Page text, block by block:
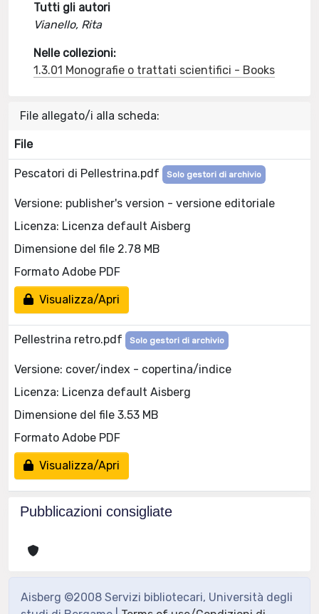
Tutti gli autori
Vianello, Rita
Nelle collezioni:
1.3.01 Monografie o trattati scientifici - Books
File allegato/i alla scheda:
File
Pescatori di Pellestrina.pdf Solo gestori di archivio
Versione: publisher's version - versione editoriale
Licenza: Licenza default Aisberg
Dimensione del file 2.78 MB
Formato Adobe PDF
Visualizza/Apri
Pellestrina retro.pdf Solo gestori di archivio
Versione: cover/index - copertina/indice
Licenza: Licenza default Aisberg
Dimensione del file 3.53 MB
Formato Adobe PDF
Visualizza/Apri
Pubblicazioni consigliate
Aisberg ©2008 Servizi bibliotecari, Università degli